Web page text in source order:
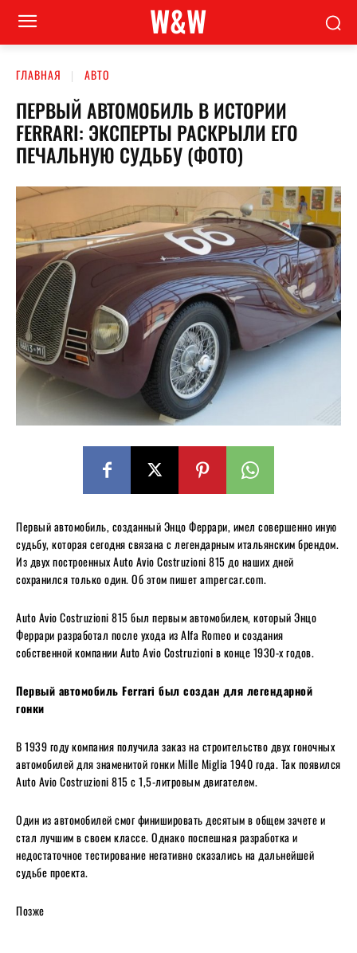
W&W
ГЛАВНАЯ АВТО
ПЕРВЫЙ АВТОМОБИЛЬ В ИСТОРИИ
FERRARI: ЭКСПЕРТЫ РАСКРЫЛИ ЕГО
ПЕЧАЛЬНУЮ СУДЬБУ (ФОТО)
Первый автомобиль, созданный Энцо Феррари, имел совершенно иную
судьбу, которая сегодня связана с легендарным итальянским брендом.
Из двух построенных Auto Avio Costruzioni 815 до наших дней
сохранился только один. Об этом пишет ampercar.com.
Auto Avio Costruzioni 815 был первым автомобилем, который Энцо
Феррари разработал после ухода из Alfa Romeo и создания
собственной компании Auto Avio Costruzioni в конце 1930-х годов.
Первый автомобиль Ferrari был создан для легендарной
гонки
В 1939 году компания получила заказ на строительство двух гоночных
автомобилей для знаменитой гонки Mille Miglia 1940 года. Так появился
Auto Avio Costruzioni 815 с 1,5-литровым двигателем.
Один из автомобилей смог финишировать десятым в общем зачете и
стал лучшим в своем классе. Однако поспешная разработка и
недостаточное тестирование негативно сказались на дальнейшей
судьбе проекта.
Позже